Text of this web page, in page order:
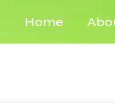
Home